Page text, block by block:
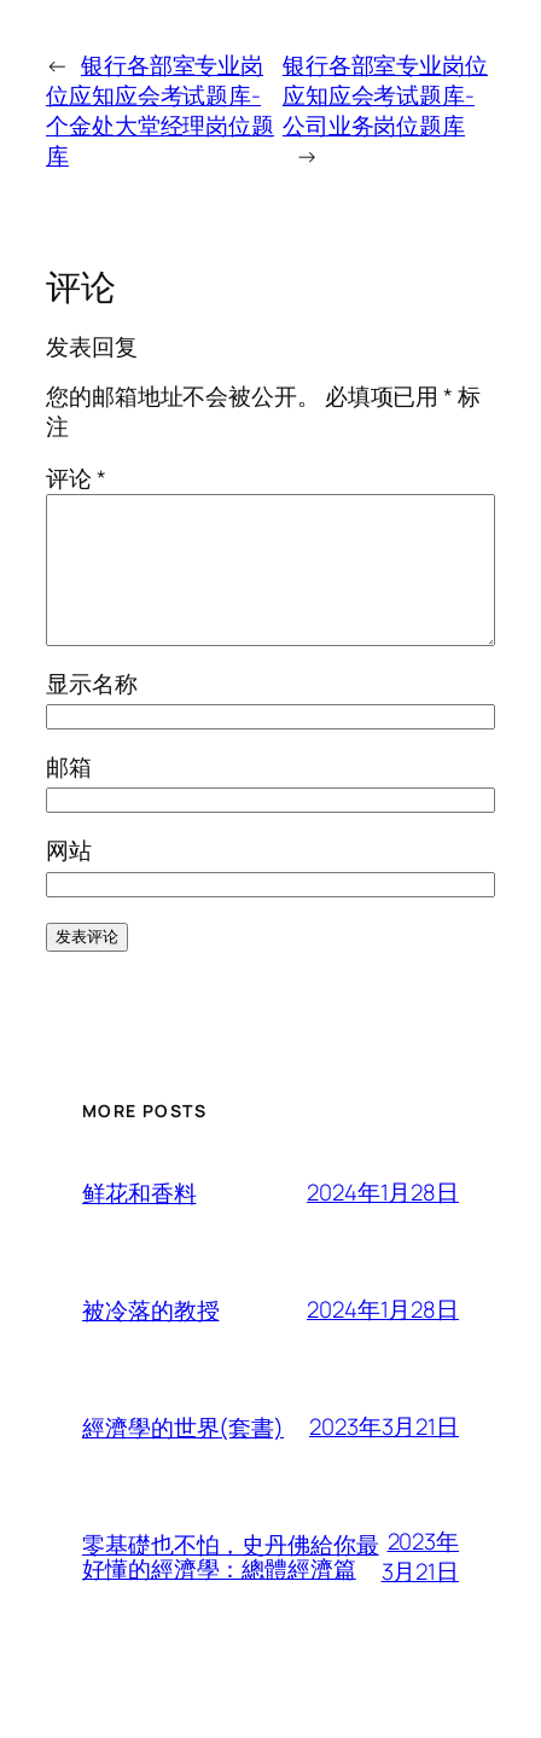
← 银行各部室专业岗
位应知应会考试题库-
个金处大堂经理岗位题
库
银行各部室专业岗位
应知应会考试题库-
公司业务岗位题库
→
评论
发表回复
您的邮箱地址不会被公开。
必填项已用*标
注
评论*
显示名称
邮箱
网站
MORE POSTS
鲜花和香料 2024年1月28日
被冷落的教授 2024年1月28日
經濟學的世界(套書) 2023年3月21日
零基礎也不怕，史丹佛給你最
好懂的經濟學：總體經濟篇
2023年
3月21日